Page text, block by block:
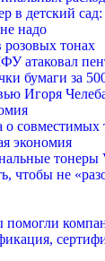
в детский
надо
тонах
атаковал
бумаги за
Игоря
о совместимых
экономия
тонеры
чтобы не
помогли